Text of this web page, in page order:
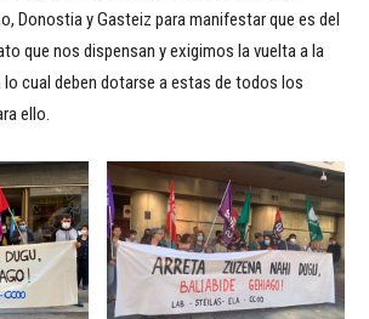
Donostia y Gasteiz para manifestar que es del
que nos dispensan y exigimos la vuelta a la
cual deben dotarse a estas de todos los
ello.